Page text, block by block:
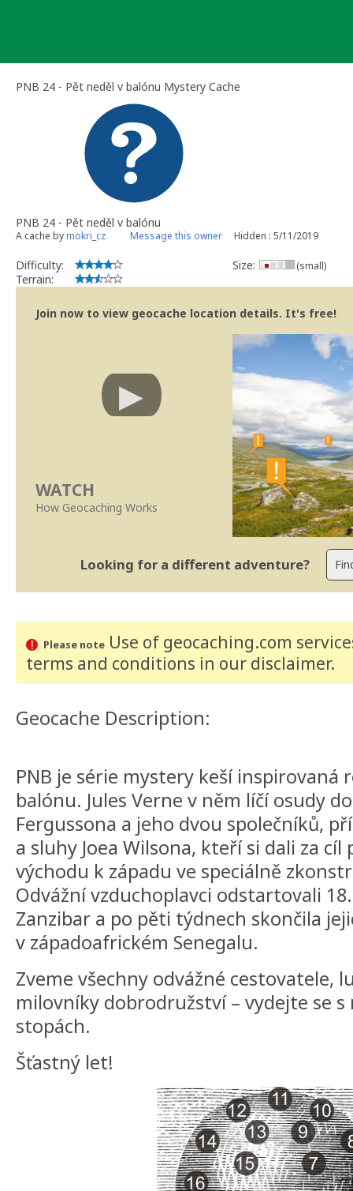
PNB 24 - Pět neděl v balónu Mystery Cache
PNB 24 - Pět neděl v balónu
A cache bymokri_cz Message this owner Hidden : 5/11/2019
Difficulty:
Terrain:
Size: (small)
Join now to view geocache location details. It's free!
WATCH
How Geocaching Works
Looking for a different adventure?
Please noteUse of geocaching.com
terms and conditions in our disclaimer.
Geocache Description:
PNB je série mystery keší inspirovaná
balónu. Jules Verne v něm líčí osudy
Fergussona a jeho dvou společníků,
a sluhy Joea Wilsona, kteří si dali za
východu k západu ve speciálně
Odvážní vzduchoplavci odstartovali
Zanzibar a po pěti týdnech skončila
v západoafrickém Senegalu.
Zveme všechny odvážné cestovatele,
milovníky dobrodružství – vydejte se s
stopách.
Šťastný let!